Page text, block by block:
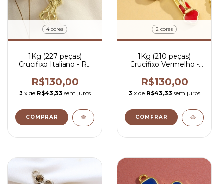
4 cores
1Kg (227 peças)
Crucifixo Italiano - R$
R$130,00
3 x de R$43,33 sem juros
COMPRAR
2 cores
1Kg (210 peças)
Crucifixo Vermelho -
R$130,00
3 x de R$43,33 sem juros
COMPRAR